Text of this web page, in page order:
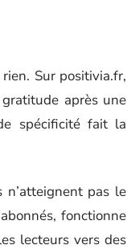
Sur positivia.fr,
après une
spécificité fait la
pas le
fonctionne
lecteurs vers des